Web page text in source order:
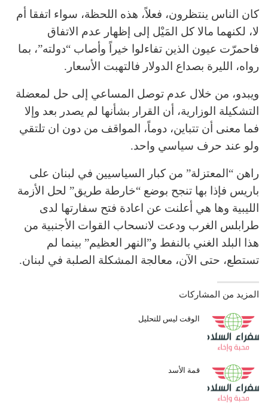
كان الناس ينتظرون، فعلاً، هذه اللحظة، سواء اتفقا أم
لا، لكنهما مالا كل المَيْل إلى إظهار عدم الاتفاق
فاحمرّت عيون الذين تفاءلوا خيراً وأصاب “دولته”، بما
رواه، الليرة بصداع الدولار فالتهبت الأسعار.
ويبدو، من خلال عدم توصل المساعي إلى حل لمعضلة
التشكيلة الوزارية، أن القرار بشأنها لم يصدر بعد وإلا
فما معنى أن تتباين، دوماً، المواقف من دون ان تلتقي
ولو عند حرف سياسي واحد.
راهن “المعتزلة” من كبار السياسيين في لبنان على
باريس فإذا بها تنجح بوضع “خارطة طريق” لحل الأزمة
الليبية وها هي أعلنت عن اعادة فتح سفارتها لدى
طرابلس الغرب ودعت لانسحاب القوات الأجنبية من
هذا البلد الغني بالنفط و”النهر العظيم” بينما لم
تستطع، حتى الآن، معالجة المشكلة الصلبة في لبنان.
المزيد من المشاركات
الوقت ليس للتحليل
قمة الأسد